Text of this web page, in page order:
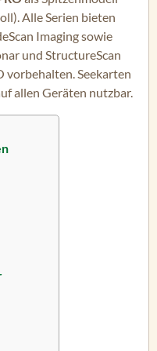
Alle Serien bieten
Imaging sowie
und StructureScan
vorbehalten. Seekarten
allen Geräten nutzbar.